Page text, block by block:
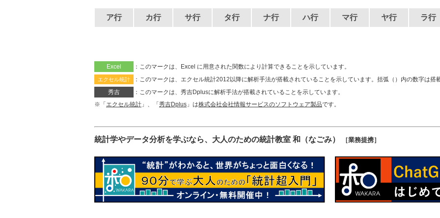
ア行 カ行 サ行 タ行 ナ行 ハ行 マ行 ヤ行 ラ行
Excel ：このマークは、Excel に用意された関数により計算できることを示しています。
エクセル統計
：このマークは、エクセル統計2012以降に解析手法が搭載されていることを示しています。括弧（）内の数字は搭
秀吉
：このマークは、秀吉Dplusに解析手法が搭載されていることを示しています。
※「 エクセル統計 」、「 秀吉Dplus 」は株式会社会社情報サービスのソフトウェア製品です。
統計学やデータ分析を学ぶなら、大人のための統計教室 和（なごみ） ［業務提携］